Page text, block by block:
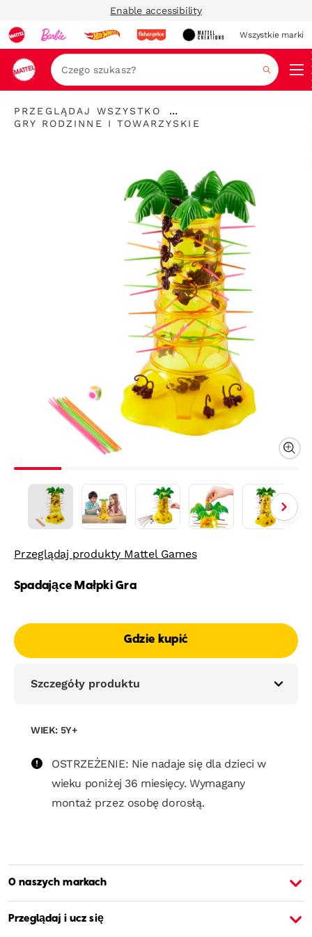
Enable accessibility
Wszystkie marki
Szukaj
PRZEGLĄDAJ WSZYSTKO
...
Rozwiń
GRY RODZINNE I TOWARZYSKIE
Przeglądaj produkty Mattel Games
Spadające Małpki Gra
Gdzie kupić
Szczegóły produktu
WIEK: 5Y+
OSTRZEŻENIE: Nie nadaje się dla dzieci w
wieku poniżej 36 miesięcy. Wymagany
montaż przez osobę dorosłą.
O naszych markach
Przeglądaj i ucz się